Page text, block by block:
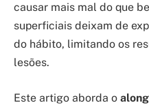
causar mais mal do que
superficiais deixam de
do hábito, limitando os
lesões.
Este artigo aborda o